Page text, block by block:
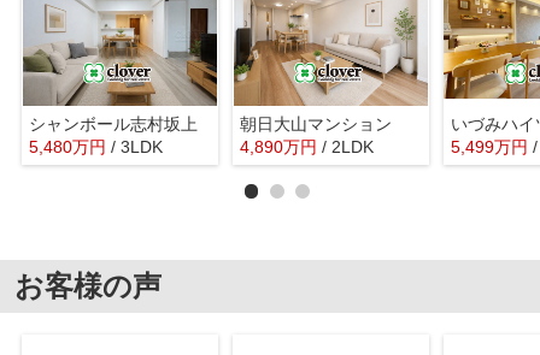
シャンボール志村坂上
5,480万円 / 3LDK
朝日大山マンション
4,890万円 / 2LDK
いづみハイ
5,499万円
お客様の声